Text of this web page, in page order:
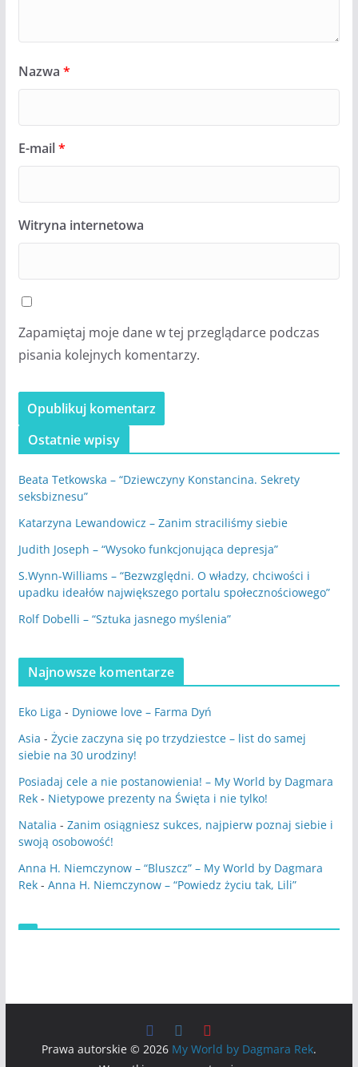
Nazwa *
E-mail*
Witryna internetowa
Zapamiętaj moje dane w tej przeglądarce podczas
pisania kolejnych komentarzy.
Ostatnie wpisy
Beata Tetkowska – “Dziewczyny Konstancina. Sekrety
seksbiznesu”
Katarzyna Lewandowicz – Zanim straciliśmy siebie
Judith Joseph – “Wysoko funkcjonująca depresja”
S.Wynn-Williams – “Bezwzględni. O władzy, chciwości i
upadku ideałów największego portalu społecznościowego”
Rolf Dobelli – “Sztuka jasnego myślenia”
Najnowsze komentarze
Eko Liga - Dyniowe love – Farma Dyń
Asia - Życie zaczyna się po trzydziestce – list do samej
siebie na 30 urodziny!
Posiadaj cele a nie postanowienia! – My World by Dagmara
Rek- Nietypowe prezenty na Święta i nie tylko!
Natalia - Zanim osiągniesz sukces, najpierw poznaj siebie i
swoją osobowość!
Anna H. Niemczynow – “Bluszcz” – My World by Dagmara
Rek- Anna H. Niemczynow – “Powiedz życiu tak, Lili”
Prawa autorskie © 2026 My World by Dagmara Rek.